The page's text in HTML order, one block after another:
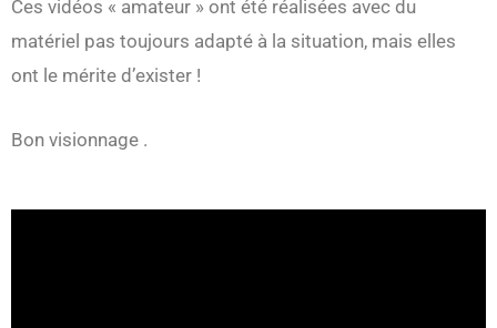
Ces vidéos « amateur » ont été réalisées avec du
matériel pas toujours adapté à la situation, mais elles
ont le mérite d’exister !
Bon visionnage .